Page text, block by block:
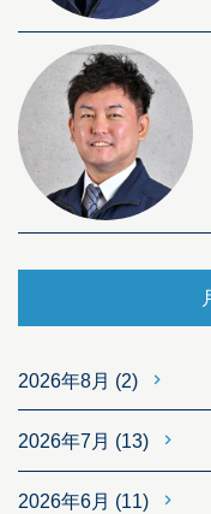
2026年8月 (2)
2026年7月 (13)
2026年6月 (11)